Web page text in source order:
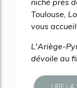
Toulouse,
vous
L'Ariège-
dévoile au